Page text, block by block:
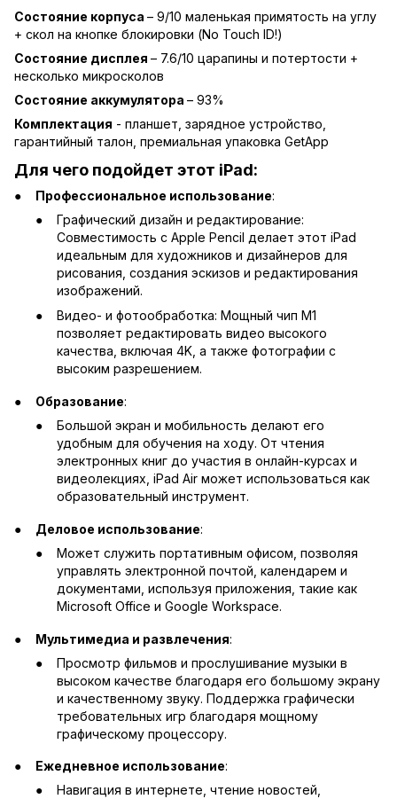
Состояние корпуса – 9/10 маленькая примятость на углу
+ скол на кнопке блокировки (No Touch ID!)
Состояние дисплея – 7.6/10 царапины и потертости +
несколько микросколов
Состояние аккумулятора – 93%
Комплектация - планшет, зарядное устройство,
гарантийный талон, премиальная упаковка GetApp
Для чего подойдет этот iPad:
Профессиональное использование:
Графический дизайн и редактирование:
Совместимость с Apple Pencil делает этот iPad
идеальным для художников и дизайнеров для
рисования, создания эскизов и редактирования
изображений.
Видео- и фотообработка: Мощный чип M1
позволяет редактировать видео высокого
качества, включая 4K, а также фотографии с
высоким разрешением.
Образование:
Большой экран и мобильность делают его
удобным для обучения на ходу. От чтения
электронных книг до участия в онлайн-курсах и
видеолекциях, iPad Air может использоваться как
образовательный инструмент.
Деловое использование:
Может служить портативным офисом, позволяя
управлять электронной почтой, календарем и
документами, используя приложения, такие как
Microsoft Office и Google Workspace.
Мультимедиа и развлечения:
Просмотр фильмов и прослушивание музыки в
высоком качестве благодаря его большому экрану
и качественному звуку. Поддержка графически
требовательных игр благодаря мощному
графическому процессору.
Ежедневное использование:
Навигация в интернете, чтение новостей,